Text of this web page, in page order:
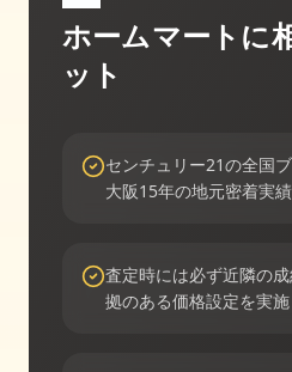
ホームマートに
ット
センチュリー21の全国
大阪15年の地元密着実
査定時には必ず近隣の
拠のある価格設定を実施